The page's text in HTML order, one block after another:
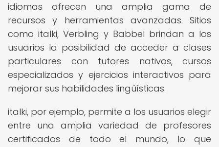
idiomas ofrecen una amplia gama de
recursos y herramientas avanzadas. Sitios
como italki, Verbling y Babbel brindan a los
usuarios la posibilidad de acceder a clases
particulares con tutores nativos, cursos
especializados y ejercicios interactivos para
mejorar sus habilidades lingüísticas.
italki, por ejemplo, permite a los usuarios elegir
entre una amplia variedad de profesores
certificados de todo el mundo, lo que